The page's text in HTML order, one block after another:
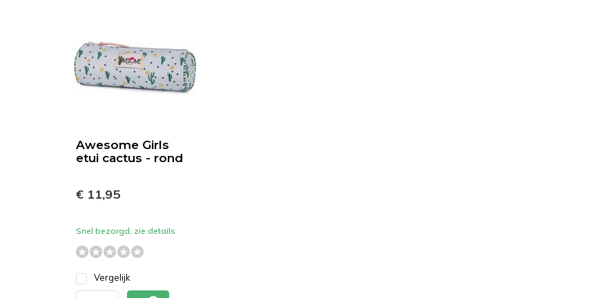
Awesome Girls
etui cactus - rond
€ 11,95
Snel bezorgd, zie details
Vergelijk